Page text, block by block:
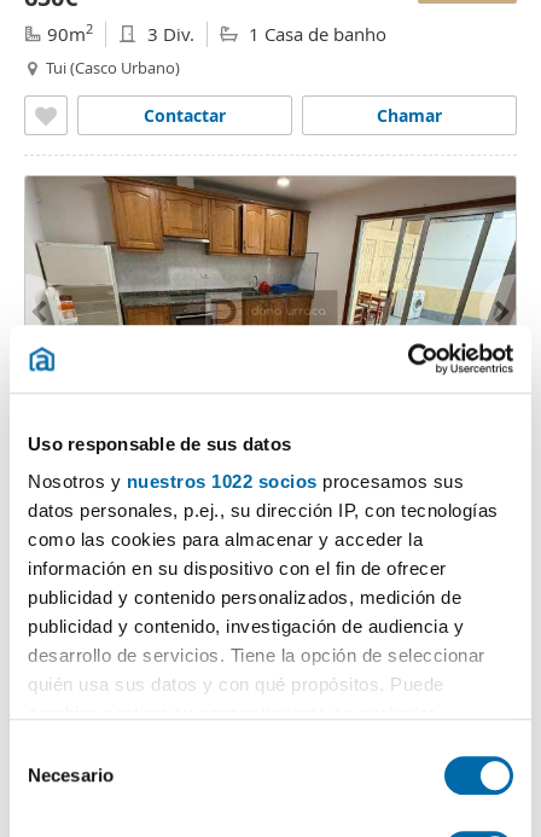
Uso responsable de sus datos
Nosotros y nuestros 1022 socios procesamos sus
datos personales, p.ej., su dirección IP, con tecnologías
como las cookies para almacenar y acceder la
información en su dispositivo con el fin de ofrecer
publicidad y contenido personalizados, medición de
publicidad y contenido, investigación de audiencia y
desarrollo de servicios. Tiene la opción de seleccionar
quién usa sus datos y con qué propósitos. Puede
el Menú de consentimiento.
Necesario
90m2 3 Div. 1 Casa de banho
Tui (Casco Urbano)
Chamar
Contactar
480€
95m2 2 Div. 1 Casa de banho
Tui (Casco Urbano)
Chamar
Contactar